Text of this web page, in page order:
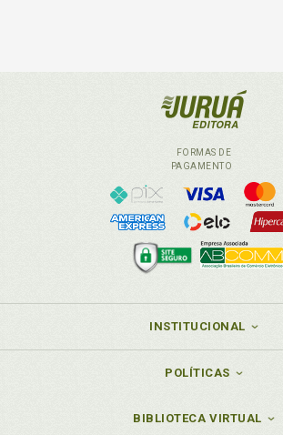
FORMAS DE
PAGAMENTO
INSTITUCIONAL
POLÍTICAS
BIBLIOTECA VIRTUAL